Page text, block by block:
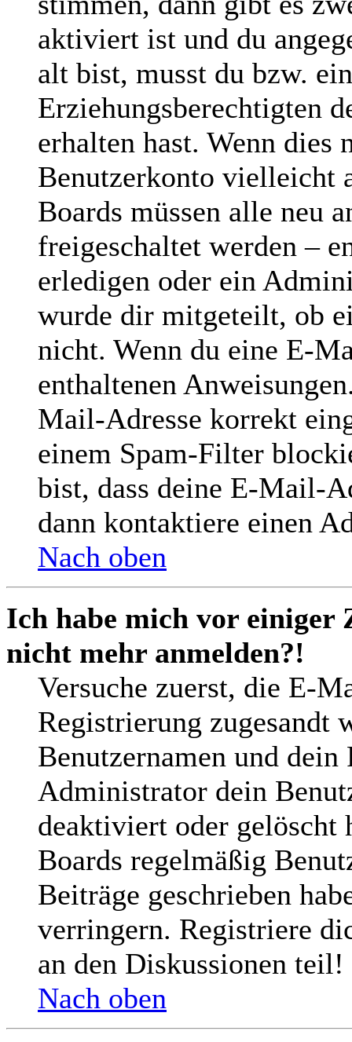
aktiviert ist und du
alt bist, musst du bzw.
Erziehungsberechtigten
erhalten hast. Wenn
Benutzerkonto vielleicht
Boards müssen alle neu
freigeschaltet werden –
erledigen oder ein
wurde dir mitgeteilt, ob
nicht. Wenn du eine E-
enthaltenen
Mail-Adresse korrekt
einem Spam-Filter
bist, dass deine E-Mail-
dann kontaktiere einen
Nach oben
Ich habe mich vor
nicht mehr anmelden?!
Versuche zuerst, die E-
Registrierung zugesandt
Benutzernamen und dein
Administrator dein
deaktiviert oder gelöscht
Boards regelmäßig
Beiträge geschrieben
verringern. Registriere
an den Diskussionen teil!
Nach oben